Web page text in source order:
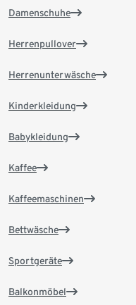
Damenschuhe
Herrenpullover
Herrenunterwäsche
Kinderkleidung
Babykleidung
Kaffee
Kaffeemaschinen
Bettwäsche
Sportgeräte
Balkonmöbel